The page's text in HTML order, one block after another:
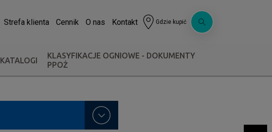
Strefa klienta Cennik O nas Kontakt Gdzie kupić
KATALOGI
KLASYFIKACJE OGNIOWE - DOKUMENTY
PPOŻ